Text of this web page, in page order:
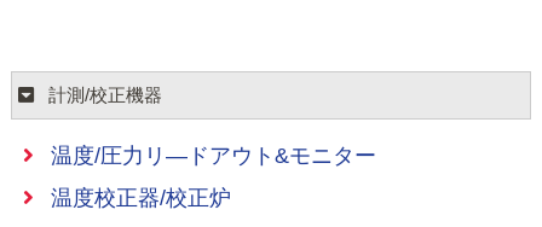
計測/校正機器
温度/圧力リ―ドアウト&モニター
温度校正器/校正炉